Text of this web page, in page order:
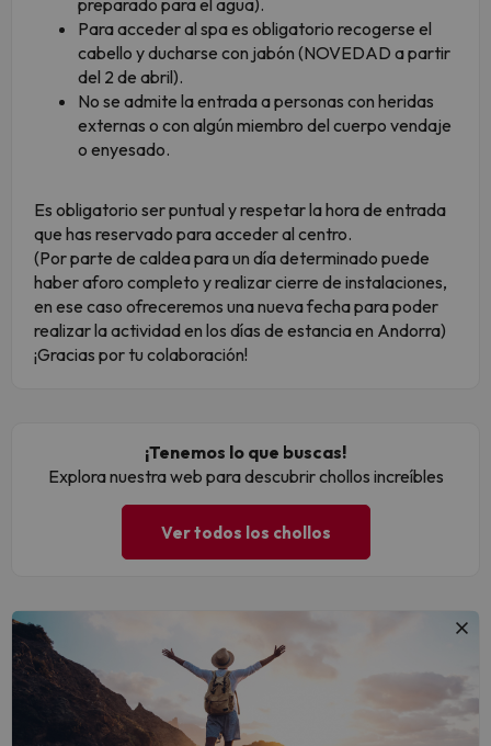
preparado para el agua).
Para acceder al spa es obligatorio recogerse el
cabello y ducharse con jabón (NOVEDAD a partir
del 2 de abril).
No se admite la entrada a personas con heridas
externas o con algún miembro del cuerpo vendaje
o enyesado.
Es obligatorio ser puntual y respetar la hora de entrada
que has reservado para acceder al centro.
(Por parte de caldea para un día determinado puede
haber aforo completo y realizar cierre de instalaciones,
en ese caso ofreceremos una nueva fecha para poder
realizar la actividad en los días de estancia en Andorra)
¡Gracias por tu colaboración!
¡Tenemos lo que buscas!
Explora nuestra web para descubrir chollos increíbles
Ver todos los chollos